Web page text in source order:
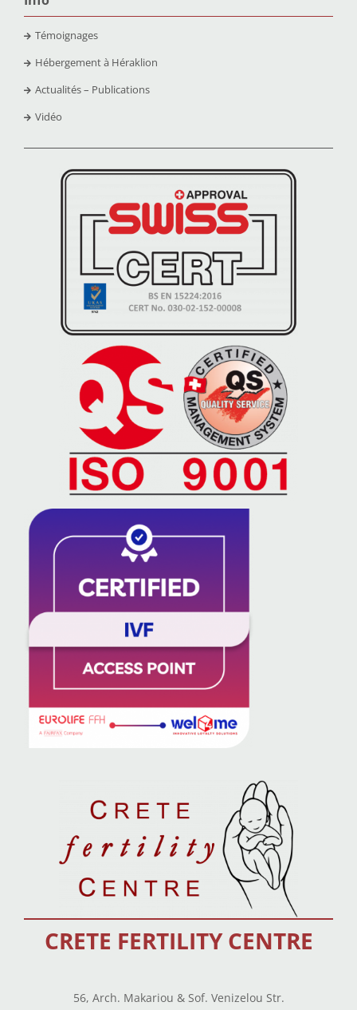
Témoignages
Hébergement à Héraklion
Actualités – Publications
Vidéo
CRETE FERTILITY CENTRE
56, Arch. Makariou & Sof. Venizelou Str.